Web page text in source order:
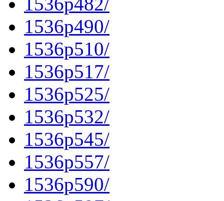
1536p490/
1536p510/
1536p517/
1536p525/
1536p532/
1536p545/
1536p557/
1536p590/